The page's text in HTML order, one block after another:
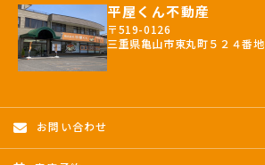
平屋くん不動産
〒519-0126
三重県亀山市東丸町５２４番地
お問い合わせ